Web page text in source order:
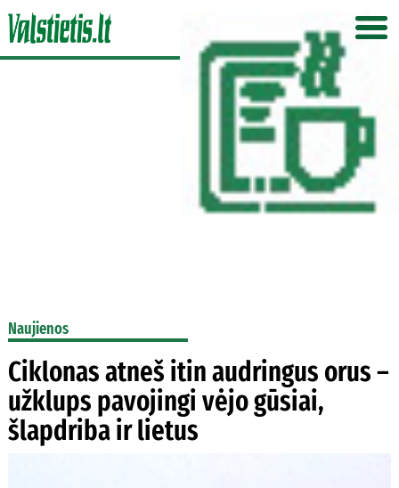
Naujienos
Ciklonas atneš itin audringus orus –
užklups pavojingi vėjo gūsiai,
šlapdriba ir lietus